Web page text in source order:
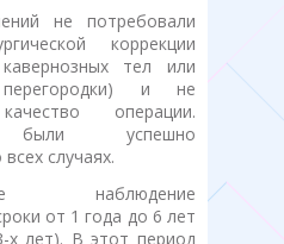
не потребовали
коррекции
тел или
перегородки) и не
операции.
были успешно
случаях.
наблюдение
от 1 года до 6 лет
х лет). В этот период